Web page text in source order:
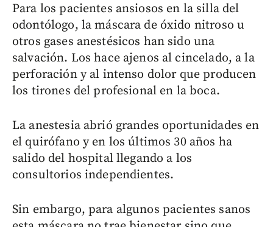
Para los pacientes ansiosos en la silla del
odontólogo, la máscara de óxido nitroso u
otros gases anestésicos han sido una
salvación. Los hace ajenos al cincelado, a la
perforación y al intenso dolor que producen
los tirones del profesional en la boca.
La anestesia abrió grandes oportunidades en
el quirófano y en los últimos 30 años ha
salido del hospital llegando a los
consultorios independientes.
Sin embargo, para algunos pacientes sanos